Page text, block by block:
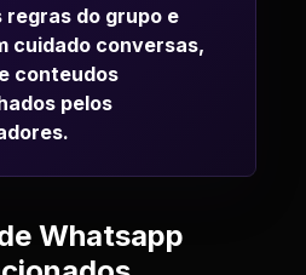
regras do grupo e
cuidado conversas,
conteudos
pelos
Whatsapp